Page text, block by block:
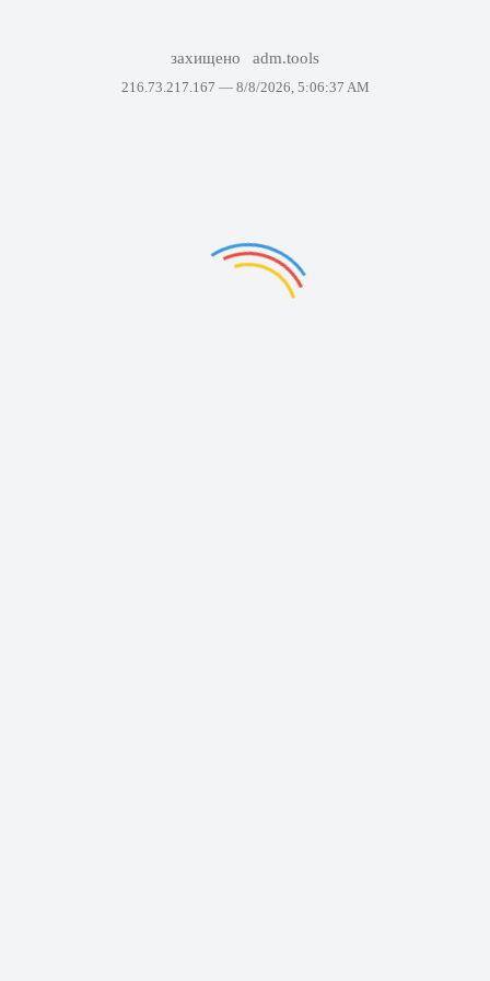
захищено adm.tools
216.73.217.167 — 8/8/2026, 5:06:37 AM